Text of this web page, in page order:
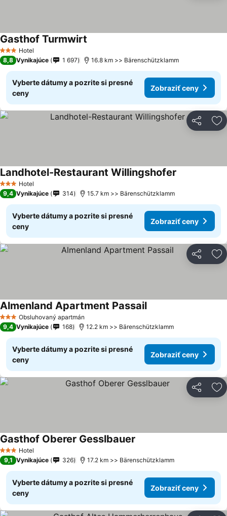
3 Počet hviezdičiek
Hotel
Gasthof Turmwirt
8,8 Vynikajúce 1 697 16.8 km >> Bärenschützklamm
Vyberte dátumy a pozrite si presné
ceny
Zobraziť ceny
Zdieľať
3 Počet hviezdičiek
Hotel
Landhotel-Restaurant Willingshofer
9,4 Vynikajúce 314 15.7 km >> Bärenschützklamm
Vyberte dátumy a pozrite si presné
ceny
Zobraziť ceny
Zdieľať
3 Počet hviezdičiek
Obsluhovaný apartmán
Almenland Apartment PassailZobraziť ceny
9,4 Vynikajúce 168 12.2 km >> Bärenschützklamm
Vyberte dátumy a pozrite si presné
ceny
Zobraziť ceny
Zdieľať
3 Počet hviezdičiek
Hotel
Gasthof Oberer Gesslbauer
9,1 Vynikajúce 326 17.2 km >> Bärenschützklamm
Vyberte dátumy a pozrite si presné
ceny
Zobraziť ceny